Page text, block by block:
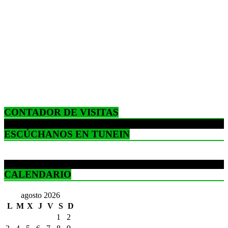
CONTADOR DE VISITAS
ESCÚCHANOS EN TUNEIN
CALENDARIO
agosto 2026
L M X J V S D
1
2